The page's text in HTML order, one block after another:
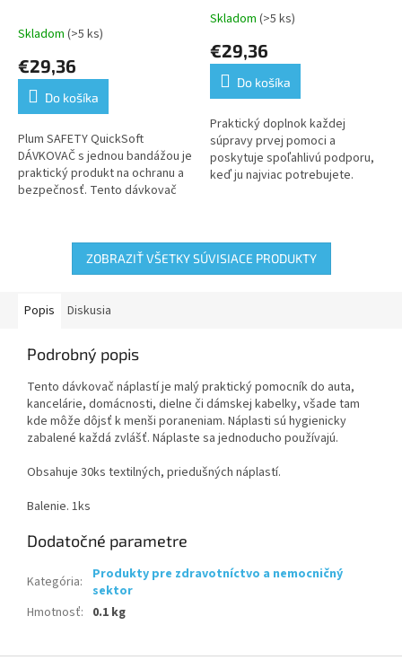
m
Skladom (>5 ks)
€29,36
Do košíka
Plum SAFETY QuickSoft
DÁVKOVAČ s jednou bandážou je
praktický produkt na ochranu a
bezpečnosť. Tento dávkovač
cmx5 m – modrá
Priemerné
produktu
5,0
5
hviezdičiek.
Skladom (>5 ks)
€29,36
Do košíka
Praktický doplnok každej
súpravy prvej pomoci a
poskytuje spoľahlivú podporu,
keď ju najviac potrebujete.
ZOBRAZIŤ VŠETKY SÚVISIACE PRODUKTY
Popis Diskusia
Podrobný popis
Tento dávkovač náplastí je malý praktický pomocník do auta,
kancelárie, domácnosti, dielne či dámskej kabelky, všade tam
kde môže dôjsť k menši poraneniam. Náplasti sú hygienicky
zabalené každá zvlášť. Náplaste sa jednoducho používajú.
Obsahuje 30ks textilných, priedušných náplastí.
Balenie. 1ks
Dodatočné parametre
Kategória:
Produkty pre zdravotníctvo a nemocničný
sektor
Hmotnosť: 0.1 kg